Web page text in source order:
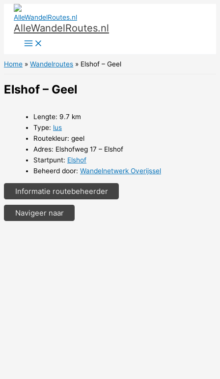
naar
inhoud
AlleWandelRoutes.nl
Home Wandelroutes Elshof – Geel
Elshof – Geel
Lengte: 9.7 km
Type: lus
Routekleur: geel
Adres: Elshofweg 17 – Elshof
Startpunt: Elshof
Beheerd door: Wandelnetwerk Overijssel
Informatie routebeheerder
Navigeer naar